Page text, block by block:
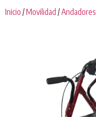
Inicio /Movilidad /Andadores